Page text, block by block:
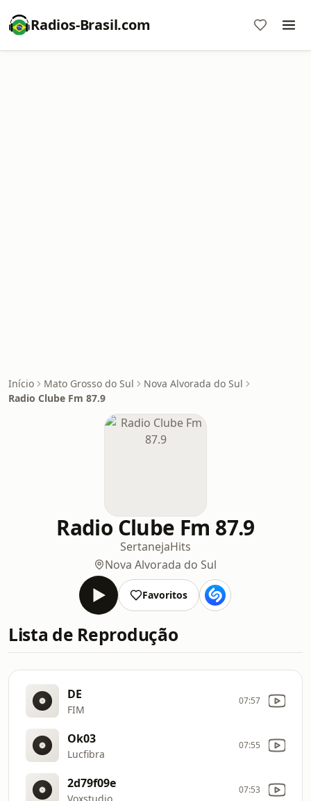
Radios-Brasil.com
Início Mato Grosso do Sul
Nova Alvorada do Sul
Radio Clube Fm 87.9
Radio Clube Fm 87.9
SertanejaHits
Nova Alvorada do Sul
Favoritos
Lista de Reprodução
DE
FIM
07:57
Ok03
Lucfibra
07:55
2d79f09e
Voxstudio
07:53